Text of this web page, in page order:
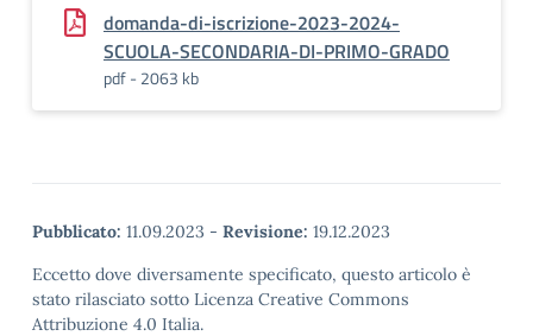
domanda-di-iscrizione-2023-2024-
SCUOLA-SECONDARIA-DI-PRIMO-GRADO
pdf - 2063 kb
Pubblicato: 11.09.2023 - Revisione: 19.12.2023
Eccetto dove diversamente specificato, questo articolo è
stato rilasciato sotto Licenza Creative Commons
Attribuzione 4.0 Italia.